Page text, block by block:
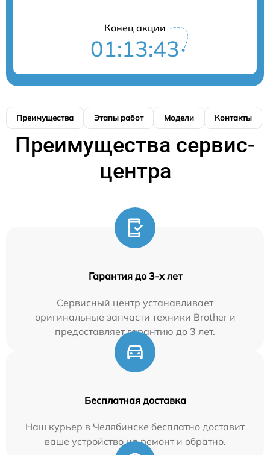
Конец акции
01:13:43
Преимущества Этапы работ Модели Контакты
Преимущества сервис-
центра
Гарантия до 3-х лет
Сервисный центр устанавливает
оригинальные запчасти техники Brother и
предоставляет гарантию до 3 лет.
Бесплатная доставка
Наш курьер в Челябинске бесплатно доставит
ваше устройство на ремонт и обратно.